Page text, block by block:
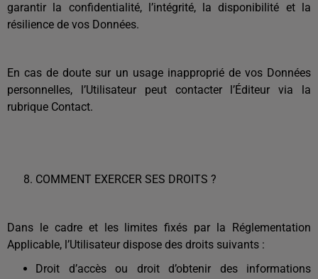
garantir la confidentialité, l’intégrité, la disponibilité et la
résilience de vos Données.
En cas de doute sur un usage inapproprié de vos Données
personnelles, l’Utilisateur peut contacter l’Éditeur via la
rubrique Contact.
COMMENT EXERCER SES DROITS ?
Dans le cadre et les limites fixés par la Réglementation
Applicable, l’Utilisateur dispose des droits suivants :
Droit d’accès ou droit d’obtenir des informations